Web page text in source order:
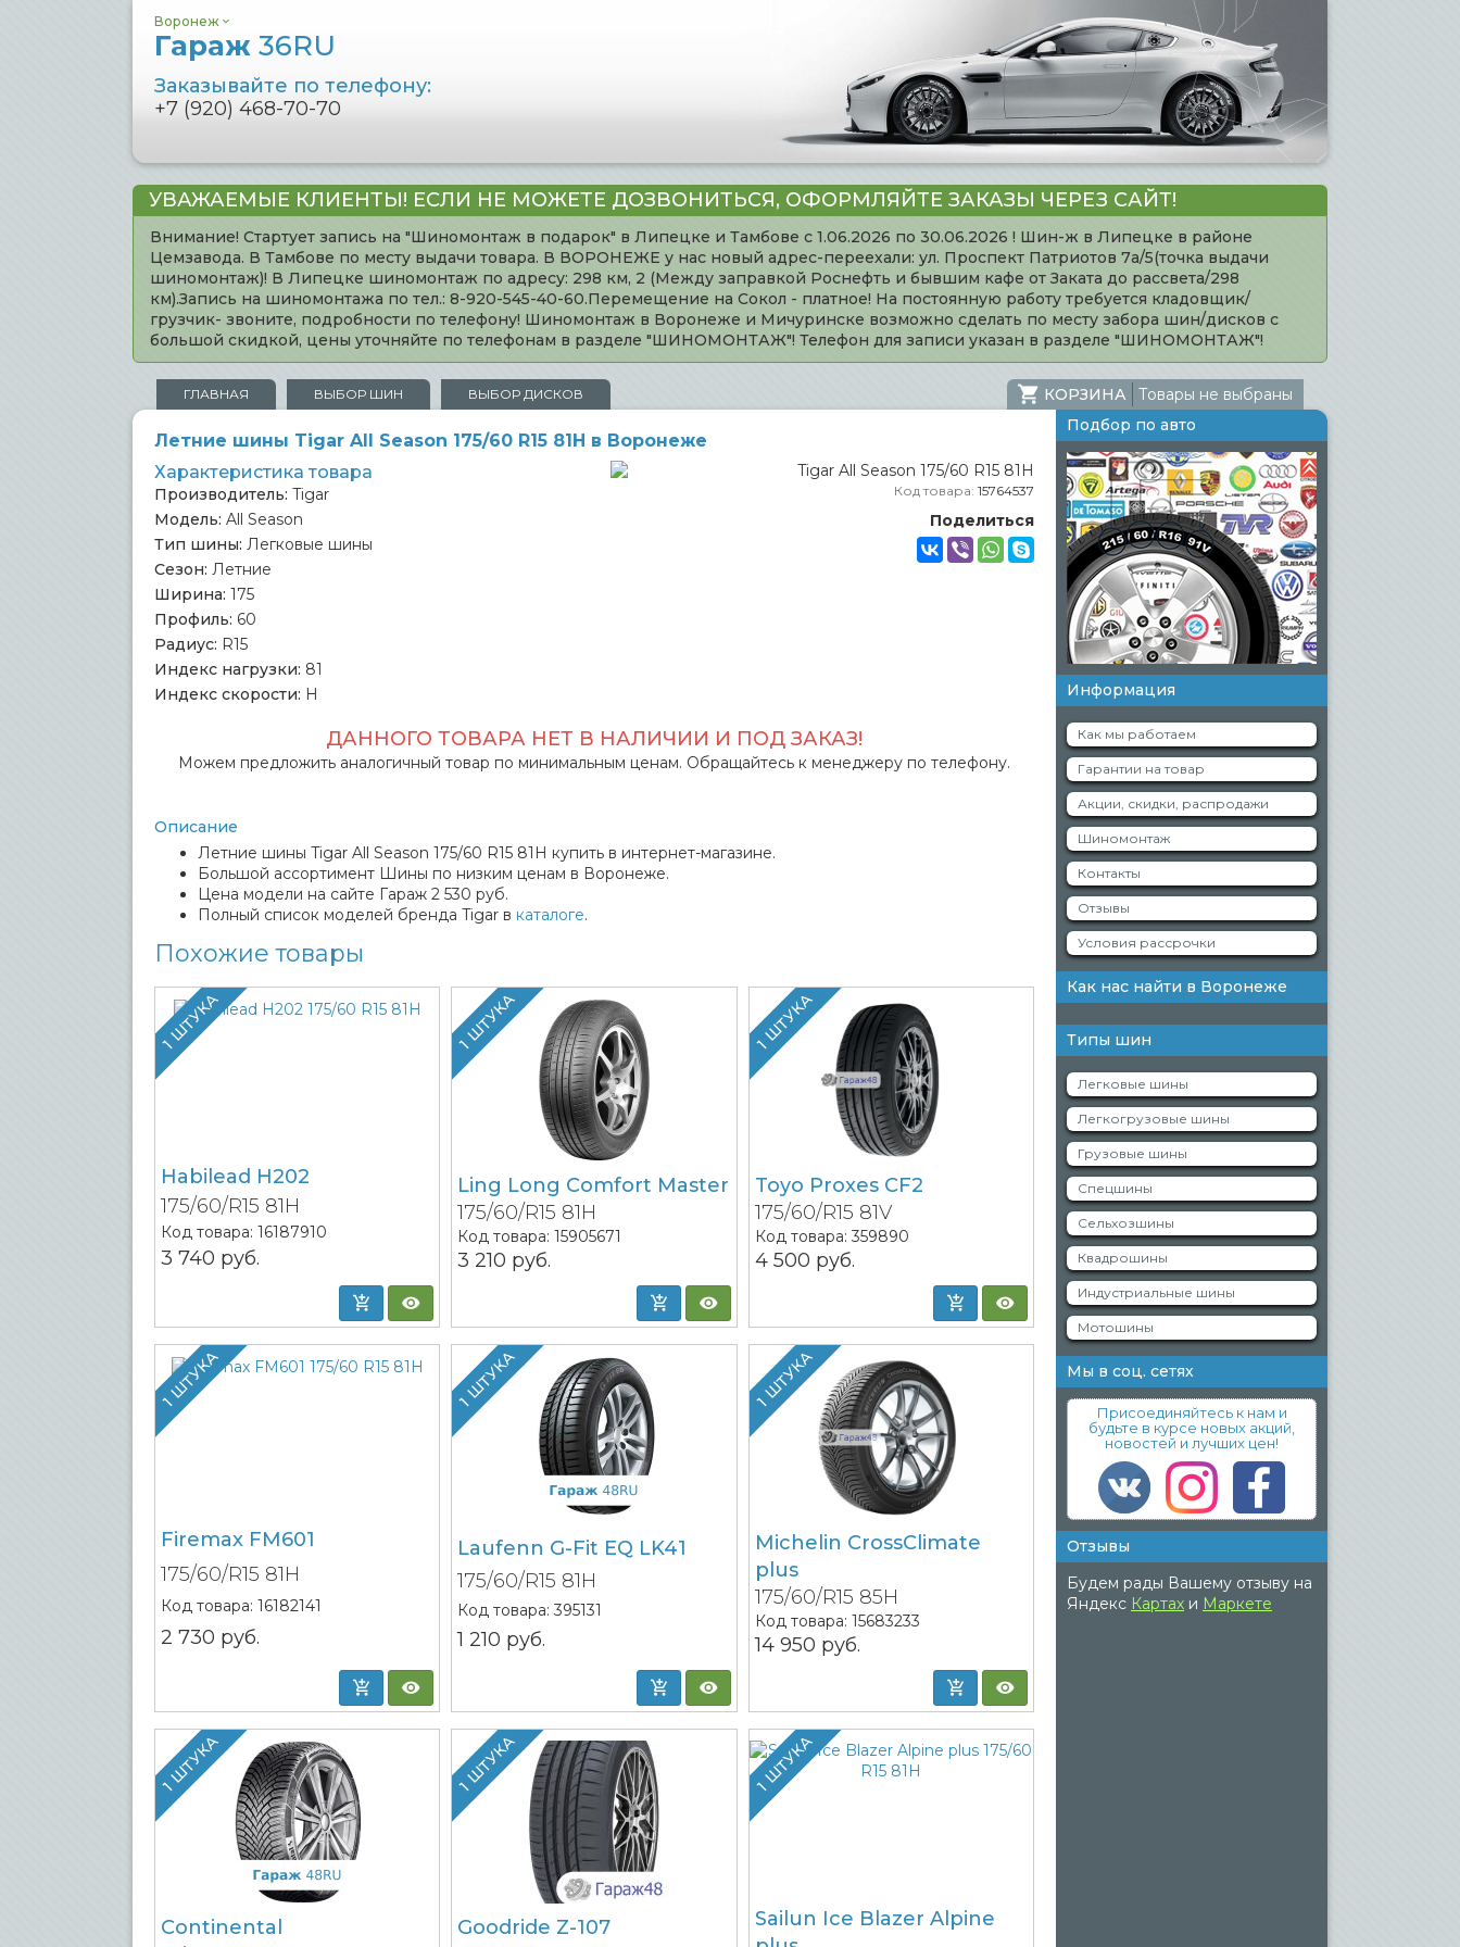
Воронеж
Гараж 36RU
Заказывайте по телефону:
+7 (920) 468-70-70
УВАЖАЕМЫЕ КЛИЕНТЫ! ЕСЛИ НЕ МОЖЕТЕ ДОЗВОНИТЬСЯ, ОФОРМЛЯЙТЕ ЗАКАЗЫ ЧЕРЕЗ САЙТ!
Внимание! Стартует запись на "Шиномонтаж в подарок" в Липецке и Тамбове с 1.06.2026 по 30.06.2026 ! Шин-ж в Липецке в районе
Цемзавода. В Тамбове по месту выдачи товара. В ВОРОНЕЖЕ у нас новый адрес-переехали: ул. Проспект Патриотов 7а/5(точка выдачи
шиномонтаж)! В Липецке шиномонтаж по адресу: 298 км, 2 (Между заправкой Роснефть и бывшим кафе от Заката до рассвета/298
км).Запись на шиномонтажа по тел.: 8-920-545-40-60.Перемещение на Сокол - платное! На постоянную работу требуется кладовщик/
грузчик- звоните, подробности по телефону! Шиномонтаж в Воронеже и Мичуринске возможно сделать по месту забора шин/дисков с
большой скидкой, цены уточняйте по телефонам в разделе "ШИНОМОНТАЖ"! Телефон для записи указан в разделе "ШИНОМОНТАЖ"!
ГЛАВНАЯ ВЫБОР ШИН ВЫБОР ДИСКОВ КОРЗИНА Товары не выбраны
Летние шины Tigar All Season 175/60 R15 81H в Воронеже
Характеристика товара
Производитель: Tigar
Модель: All Season
Тип шины: Легковые шины
Сезон: Летние
Ширина: 175
Профиль: 60
Радиус: R15
Индекс нагрузки: 81
Индекс скорости: H
Код товара: 15764537
Поделиться
ДАННОГО ТОВАРА НЕТ В НАЛИЧИИ И ПОД ЗАКАЗ!
Можем предложить аналогичный товар по минимальным ценам. Обращайтесь к менеджеру по телефону.
Описание
Летние шины Tigar All Season 175/60 R15 81H купить в интернет-магазине.
Большой ассортимент Шины по низким ценам в Воронеже.
Цена модели на сайте Гараж 2 530 руб.
Полный список моделей бренда Tigar в каталоге.
Похожие товары
1 ШТУКА
Habilead H202
175/60/R15 81H
Код товара: 16187910
3 740 руб.
1 ШТУКА
Ling Long Comfort Master
175/60/R15 81H
Код товара:15905671
3 210 руб.
1 ШТУКА
Toyo Proxes CF2
175/60/R15 81V
Код товара: 359890
4 500 руб.
1 ШТУКА
Firemax FM601
175/60/R15 81H
Код товара: 16182141
2 730 руб.
1 ШТУКА
Laufenn G-Fit EQ LK41
175/60/R15 81H
Код товара:395131
1 210 руб.
1 ШТУКА
Michelin CrossClimate
plus
175/60/R15 85H
Код товара: 15683233
14 950 руб.
1 ШТУКА
Continental
1 ШТУКА
Goodride Z-107
1 ШТУКА
Sailun Ice Blazer Alpine
Подбор по авто
Информация
Как мы работаем
Гарантии на товар
Акции, скидки, распродажи
Шиномонтаж
Контакты
Отзывы
Условия рассрочки
Как нас найти в Воронеже
Типы шин
Легковые шины
Легкогрузовые шины
Грузовые шины
Спецшины
Сельхозшины
Квадрошины
Индустриальные шины
Мотошины
Мы в соц. сетях
Присоединяйтесь к нам и
будьте в курсе новых акций,
новостей и лучших цен!
Отзывы
Будем рады Вашему отзыву на
Яндекс Картах и Маркете